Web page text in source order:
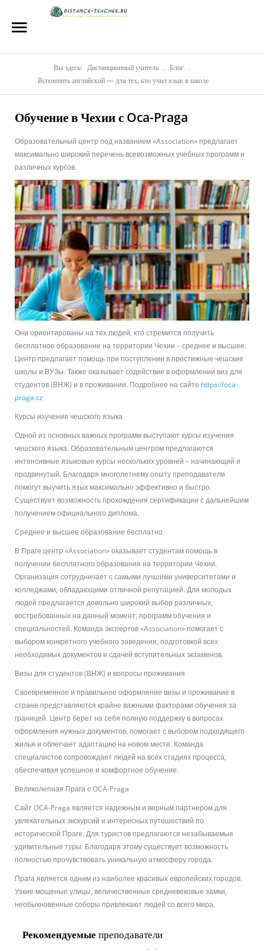
Репетиторы
Стоимость
Акции
Материалы
Блог
Контакты
Вы здесь: Дистанционный учитель . Блог
.
Вспомнить английский — для тех, кто учил язык в школе
Обучение в Чехии с Oca-Praga
Образовательный центр под названием «Association» предлагает
максимально широкий перечень всевозможных учебных программ и
различных курсов.
Они ориентированы на тех людей, кто стремится получить
бесплатное образование на территории Чехии – среднее и высшее.
Центр предлагает помощь при поступлении в престижные чешские
школы и ВУЗы. Также оказывает содействие в оформлении виз для
студентов (ВНЖ) и в проживании. Подробнее на сайте https://oca-
praga.cz
Курсы изучения чешского языка
Одной из основных важных программ выступают курсы изучения
чешского языка. Образовательным центром предлагаются
интенсивные языковые курсы нескольких уровней – начинающий и
продвинутый. Благодаря многолетнему опыту преподаватели
помогут выучить язык максимально эффективно и быстро.
Существует возможность прохождения сертификации с дальнейшим
получением официального диплома.
Среднее и высшее образование бесплатно
В Праге центр «Association» оказывает студентам помощь в
получении бесплатного образования на территории Чехии.
Организация сотрудничает с самыми лучшими университетами и
колледжами, обладающими отличной репутацией. Для молодых
людей предлагается довольно широкий выбор различных,
востребованных на данный момент, программ обучения и
специальностей. Команда экспертов «Association» помогает с
выбором конкретного учебного заведения, подготовкой всех
необходимых документов и сдачей вступительных экзаменов.
Визы для студентов (ВНЖ) и вопросы проживания
Своевременное и правильное оформление визы и проживание в
стране представляются крайне важными факторами обучения за
границей. Центр берет на себя полную поддержку в вопросах
оформления нужных документов, помогает с выбором подходящего
жилья и облегчает адаптацию на новом месте. Команда
специалистов сопровождает людей на всех стадиях процесса,
обеспечивая успешное и комфортное обучение.
Великолепная Прага с OCA-Praga
Сайт OCA-Praga является надежным и верным партнером для
увлекательных экскурсий и интересных путешествий по
исторической Праге. Для туристов предлагаются незабываемые
удивительные туры. Благодаря этому существует возможность
полностью прочувствовать уникальную атмосферу города.
Прага является одним из наиболее красивых европейских городов.
Узкие мощеные улицы, величественные средневековые замки,
необыкновенные соборы привлекают людей со всего мира.
Рекомендуемые преподаватели